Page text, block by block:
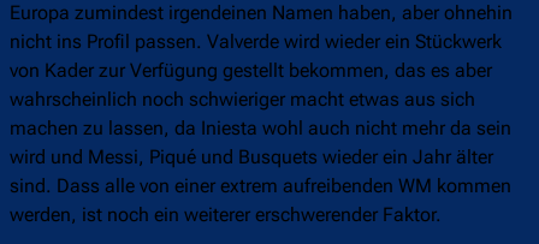
Europa zumindest irgendeinen Namen haben, aber ohnehin
nicht ins Profil passen. Valverde wird wieder ein Stückwerk
von Kader zur Verfügung gestellt bekommen, das es aber
wahrscheinlich noch schwieriger macht etwas aus sich
machen zu lassen, da Iniesta wohl auch nicht mehr da sein
wird und Messi, Piqué und Busquets wieder ein Jahr älter
sind. Dass alle von einer extrem aufreibenden WM kommen
werden, ist noch ein weiterer erschwerender Faktor.